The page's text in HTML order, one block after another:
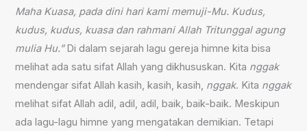
Maha Kuasa, pada dini hari kami memuji-Mu. Kudus,
kudus, kudus, kuasa dan rahmani Allah Tritunggal agung
mulia Hu.”Di dalam sejarah lagu gereja himne kita bisa
melihat ada satu sifat Allah yang dikhususkan. Kita nggak
mendengar sifat Allah kasih, kasih, kasih, nggak. Kita nggak
melihat sifat Allah adil, adil, adil, baik, baik-baik. Meskipun
ada lagu-lagu himne yang mengatakan demikian. Tetapi